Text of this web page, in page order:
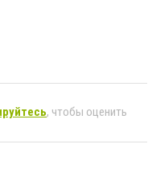
, чтобы оценить